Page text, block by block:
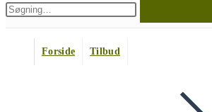
Forside
Tilbud